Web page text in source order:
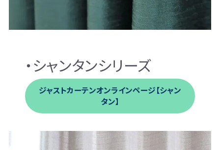
・シャンタンシリーズ
ジャストカーテンオンラインページ【シャン
タン】